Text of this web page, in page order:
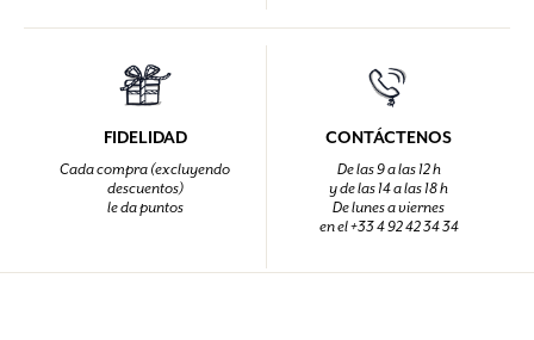
FIDELIDAD
Cada compra (excluyendo
descuentos)
le da puntos
CONTÁCTENOS
De las 9 a las 12 h
y de las 14 a las 18 h
De lunes a viernes
en el +33 4 92 42 34 34